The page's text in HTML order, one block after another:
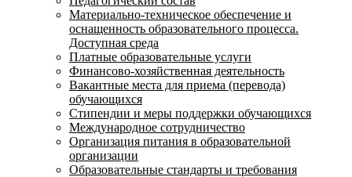
Материально-техническое обеспечение и
оснащенность образовательного процесса.
Доступная среда
Платные образовательные услуги
Финансово-хозяйственная деятельность
Вакантные места для приема (перевода)
обучающихся
Стипендии и меры поддержки обучающихся
Международное сотрудничество
Организация питания в образовательной
организации
Образовательные стандарты и требования